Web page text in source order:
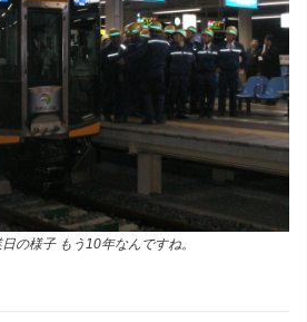
の様子 もう10年なんですね。